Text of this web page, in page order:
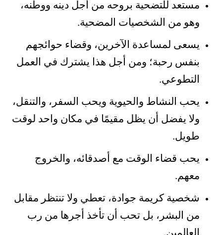
مستعد للتضحية بروحه من أجل دينه ووطنه،
وهو من الشخصيات المضحية.
يسعى لمساعدة الآخرين، وقضاء حوائجهم
بنفس رحبة؛ ومن أجل هذا يشترك في العمل
التطوعي.
يحب النشاط والحيوية ويحب السفر، والتنقل،
ولا يفضل أن يظل مقيمًا في مكان واحد لوقت
طويل.
يحب قضاء الوقت مع أصدقائه، والخروج
معهم.
شخصية كريمة جوادة، تعطي ولا تنتظر مقابل
من البشر، بل تحب أن تأخذ أجرها من رب